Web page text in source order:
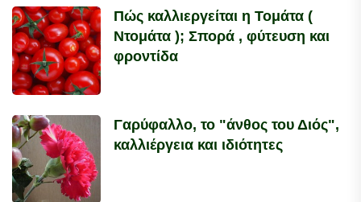
Πώς καλλιεργείται η Τομάτα (
Ντομάτα ); Σπορά , φύτευση και
φροντίδα
Γαρύφαλλο, το "άνθος του Διός",
καλλιέργεια και ιδιότητες